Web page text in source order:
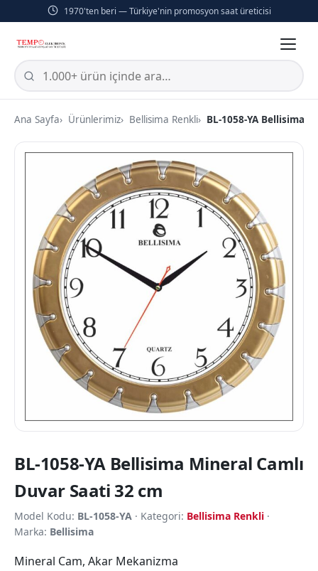
1970'ten beri — Türkiye'nin promosyon saat üreticisi
Ana Sayfa Ürünlerimiz Bellisima Renkli BL-1058-YA Bellisima
BL-1058-YA Bellisima Mineral Camlı
Duvar Saati 32 cm
Model Kodu: BL-1058-YA · Kategori: Bellisima Renkli ·
Marka: Bellisima
Mineral Cam, Akar Mekanizma